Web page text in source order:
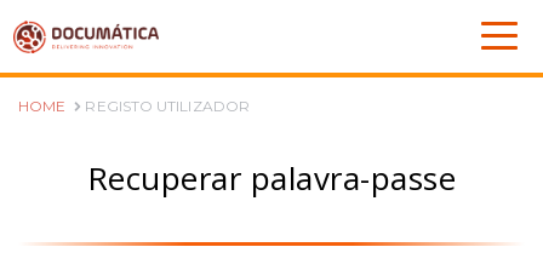
HOME REGISTO UTILIZADOR
Recuperar palavra-passe